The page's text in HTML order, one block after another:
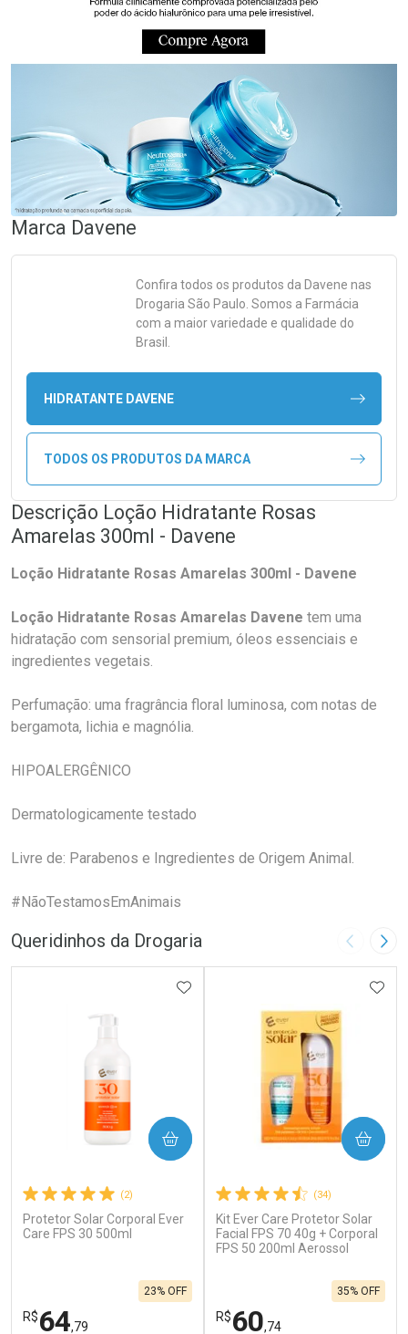
Marca Davene
Confira todos os produtos da Davene nas
Drogaria São Paulo. Somos a Farmácia
com a maior variedade e qualidade do
Brasil.
HIDRATANTE DAVENE
TODOS OS PRODUTOS DA MARCA
Descrição Loção Hidratante Rosas
Amarelas 300ml - Davene
Loção Hidratante Rosas Amarelas 300ml - Davene
Loção Hidratante Rosas Amarelas Davene tem uma
hidratação com sensorial premium, óleos essenciais e
ingredientes vegetais.
Perfumação: uma fragrância floral luminosa, com notas de
bergamota, lichia e magnólia.
HIPOALERGÊNICO
Dermatologicamente testado
Livre de: Parabenos e Ingredientes de Origem Animal.
#NãoTestamosEmAnimais
Queridinhos da Drogaria Imagem
(2)
Protetor Solar Corporal Ever
Care FPS 30 500ml
R$64,79
23% OFF
ADICIONAR AOS FAVORITOS
COMPRAR
(34)
Kit Ever Care Protetor Solar
Facial FPS 70 40g + Corporal
FPS 50 200ml Aerossol
R$60,74
35% OFF
COMPRAR